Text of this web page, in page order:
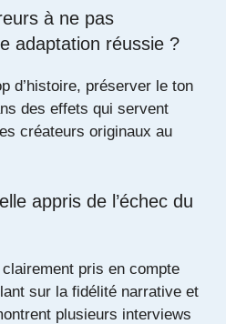
à ne pas
adaptation réussie ?
d’histoire, préserver le ton
des effets qui servent
créateurs originaux au
appris de l’échec du
pris en compte
sur la fidélité narrative et
plusieurs interviews